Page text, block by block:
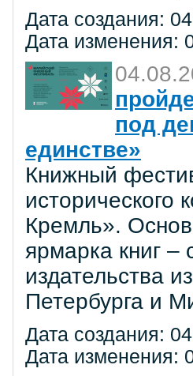
Дата создания:
Дата изменения:
под
единстве»
Книжный
исторического
Кремль».
ярмарка книг –
издательства
Петербурга и
Дата создания:
Дата изменения: